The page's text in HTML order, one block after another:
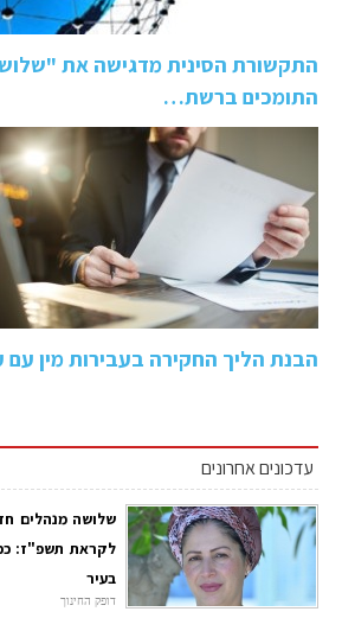
התקשורת הסינית מדגישה את
התומכים ברשת…
הבנת הליך החקירה בעבירות מין עם
עדכונים אחרונים
שלושה מנהלים
לקראת תשפ"ז:
בעיר
דופק החינוך